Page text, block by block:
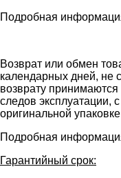
Подробная
Возврат или обмен
календарных дней, не
возврату
следов эксплуатации,
оригинальной
Подробная
Гарантийный срок: